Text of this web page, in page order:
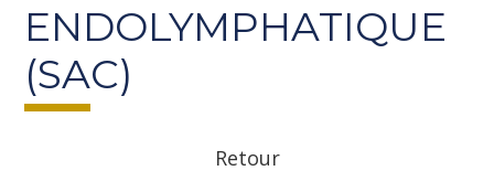
ENDOLYMPHATIQUE
(SAC)
Retour